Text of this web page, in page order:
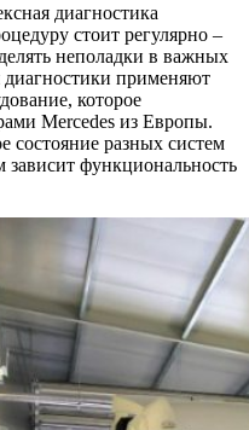
диагностика
стоит регулярно –
неполадки в важных
диагностики применяют
которое
Mercedes из Европы.
состояние разных систем
зависит функциональность